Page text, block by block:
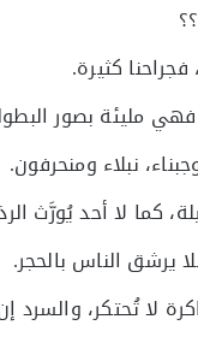
فجراحنا كثيرة.
فهي مليئة بصور
نبلاء ومنحرفون.
كما لا أحد يُورَّث
يرشق الناس بالحجر.
لا تُحتكر،